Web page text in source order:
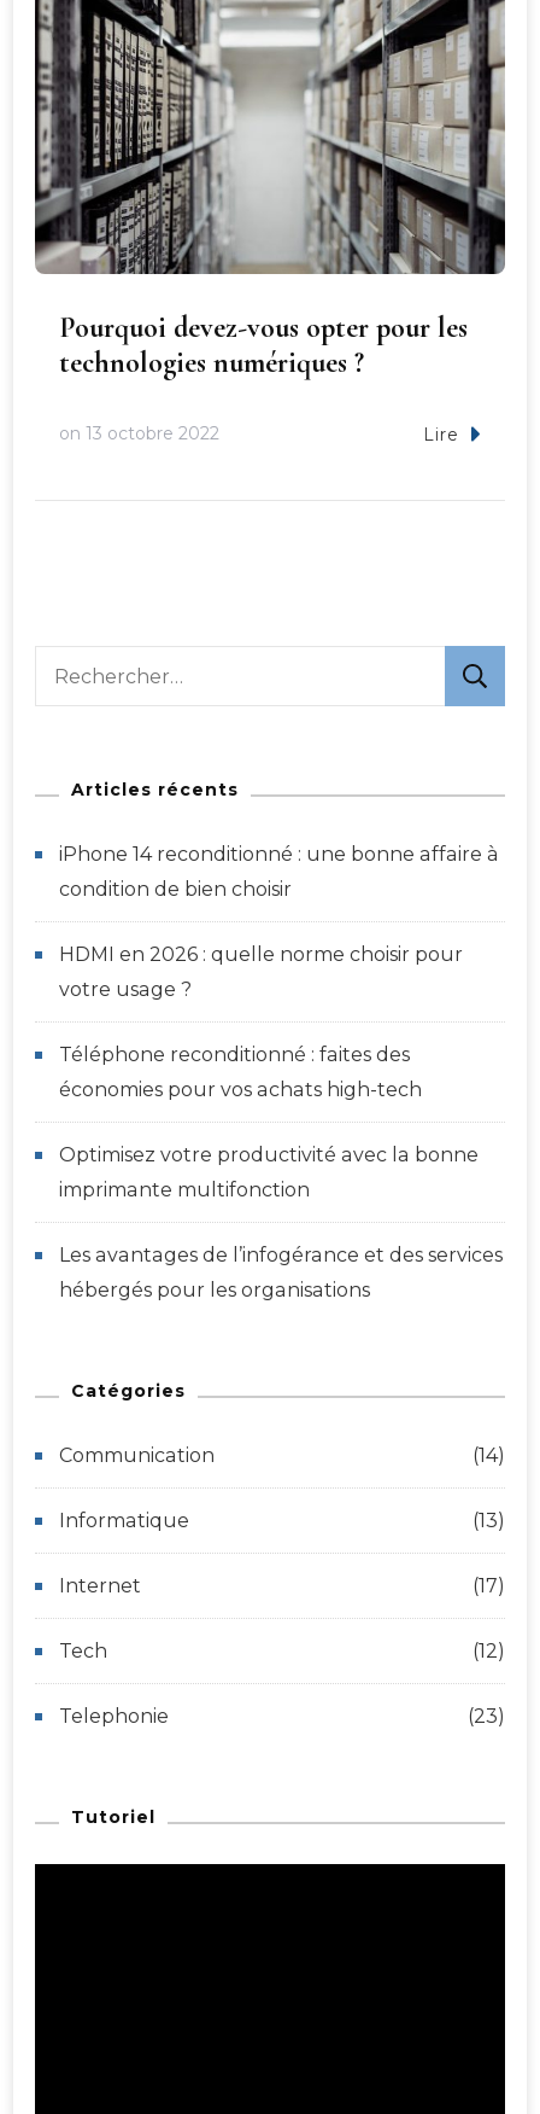
Pourquoi devez-vous opter pour les
technologies numériques ?
on 13 octobre 2022 Lire
Rechercher :
Articles récents
iPhone 14 reconditionné : une bonne affaire à
condition de bien choisir
HDMI en 2026 : quelle norme choisir pour
votre usage ?
Téléphone reconditionné : faites des
économies pour vos achats high-tech
Optimisez votre productivité avec la bonne
imprimante multifonction
Les avantages de l’infogérance et des services
hébergés pour les organisations
Catégories
Communication (14)
Informatique (13)
Internet (17)
Tech (12)
Telephonie (23)
Tutoriel